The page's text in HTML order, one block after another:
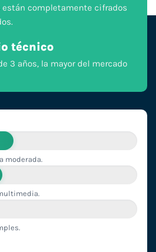
están completamente cifrados
técnico
3 años, la mayor del mercado
moderada.